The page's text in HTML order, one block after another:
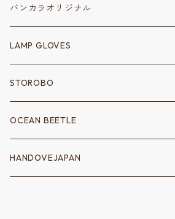
保安部品
リフレクター
変速装置
シフトノブ
シフトゲート
シャーシ
フェンダーアクセサリー
消化器
電装系
配線
サドルバッグ
バンカラオリジナル
ステッカー
キーホルダー
ウェア
ロングスリーブＴシャツ
トートバッグ
LAMP GLOVES
STOROBO
ツールバッグ
OCEAN BEETLE
HANDOVEJAPAN